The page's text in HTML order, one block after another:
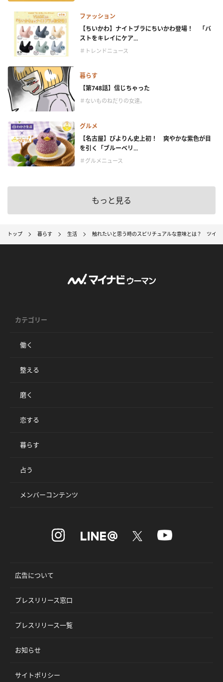
ファッション
【ちいかわ】ナイトブラにちいかわ登場！ 「バ
ストをキレイにケア...
＃トレンドニュース
暮らす
【第748話】信じちゃった
＃ないものねだりの女達。
グルメ
【名古屋】ぴよりん史上初！ 爽やかな紫色が目
を引く「ブルーベリ...
＃グルメニュース
もっと見る
トップ 暮らす 生活 触れたいと思う時のスピリチュアルな意味とは？ ツイン
カテゴリー
働く
整える
磨く
恋する
暮らす
占う
メンバーコンテンツ
広告について
プレスリリース窓口
プレスリリース一覧
お知らせ
サイトポリシー